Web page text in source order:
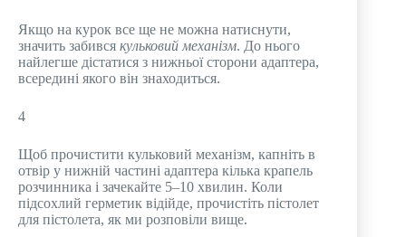
Якщо на курок все ще не можна натиснути,
значить забився кульковий механізм. До нього
найлегше дістатися з нижньої сторони адаптера,
всередині якого він знаходиться.
4
Щоб прочистити кульковий механізм, капніть в
отвір у нижній частині адаптера кілька крапель
розчинника і зачекайте 5–10 хвилин. Коли
підсохлий герметик відійде, прочистіть пістолет
для пістолета, як ми розповіли вище.